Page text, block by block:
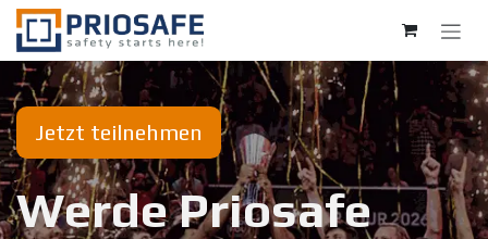
Zum Inhalt springen
Jetzt teilnehmen
Werde Priosafe